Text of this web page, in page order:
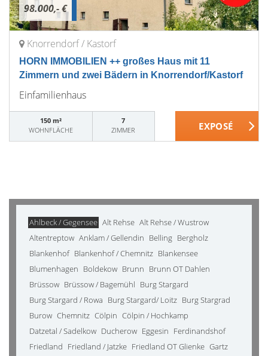
98.000,- €
Knorrendorf / Kastorf
HORN IMMOBILIEN ++ großes Haus mit 11
Zimmern und zwei Bädern in Knorrendorf/Kastorf
Einfamilienhaus
150 m²
WOHNFLÄCHE
7
ZIMMER
Ahlbeck / Gegensee Alt Rehse Alt Rehse / Wustrow
Altentreptow Anklam / Gellendin Belling Bergholz
Blankenhof Blankenhof / Chemnitz Blankensee
Blumenhagen Boldekow Brunn Brunn OT Dahlen
Brüssow Brüssow / Bagemühl Burg Stargard
Burg Stargard / Rowa Burg Stargard/ Loitz Burg Stargrad
Burow Chemnitz Cölpin Cölpin / Hochkamp
Datzetal / Sadelkow Ducherow Eggesin Ferdinandshof
Friedland Friedland / Jatzke Friedland OT Glienke Gartz